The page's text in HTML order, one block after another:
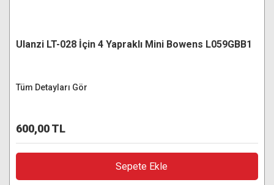
Ulanzi LT-028 İçin 4 Yapraklı Mini Bowens L059GBB1
Tüm Detayları Gör
600,00 TL
Sepete Ekle